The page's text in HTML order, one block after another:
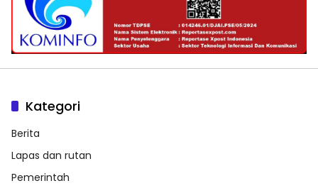
Kategori
Berita
Lapas dan rutan
Pemerintah